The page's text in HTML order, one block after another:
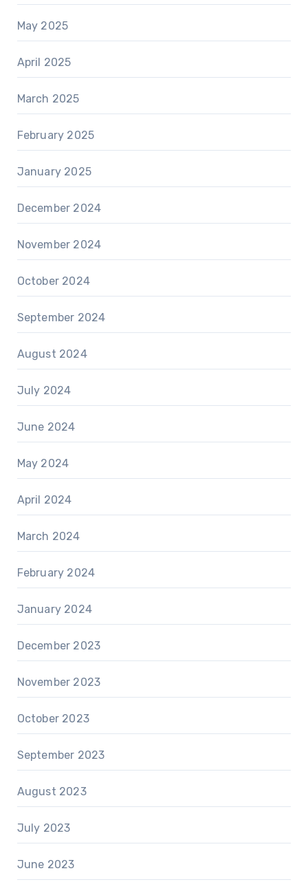
May 2025
April 2025
March 2025
February 2025
January 2025
December 2024
November 2024
October 2024
September 2024
August 2024
July 2024
June 2024
May 2024
April 2024
March 2024
February 2024
January 2024
December 2023
November 2023
October 2023
September 2023
August 2023
July 2023
June 2023